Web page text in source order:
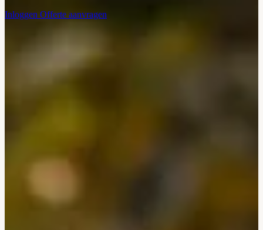
Inloggen Offerte aanvragen